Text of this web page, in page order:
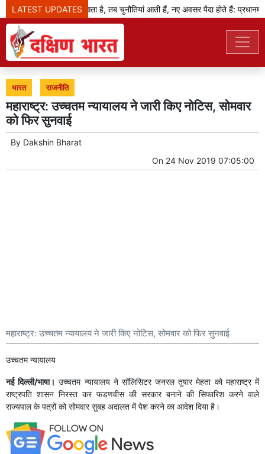
LATEST UPDATES
जब बदलाव का दौर आता है, तब चुनौतियां आती हैं, नए अवसर पैदा होते हैं: प्रधानमंत्री
भारत राजनीति
महाराष्ट्र: उच्चतम न्यायालय ने जारी किए नोटिस, सोमवार
को फिर सुनवाई
By Dakshin Bharat
On 24 Nov 2019 07:05:00
महाराष्ट्र: उच्चतम न्यायालय ने जारी किए नोटिस, सोमवार को फिर सुनवाई
उच्चतम न्यायालय
नई दिल्ली/भाषा। उच्चतम न्यायालय ने सॉलिसिटर जनरल तुषार मेहता को महाराष्ट्र में
राष्ट्रपति शासन निरस्त कर फडणवीस की सरकार बनाने की सिफारिश करने वाले
राज्यपाल के पत्रों को सोमवार सुबह अदालत में पेश करने का आदेश दिया है।